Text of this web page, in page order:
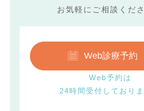
お気軽にご相談くださ
Web診療予約
Web予約は
24時間受付しておりま